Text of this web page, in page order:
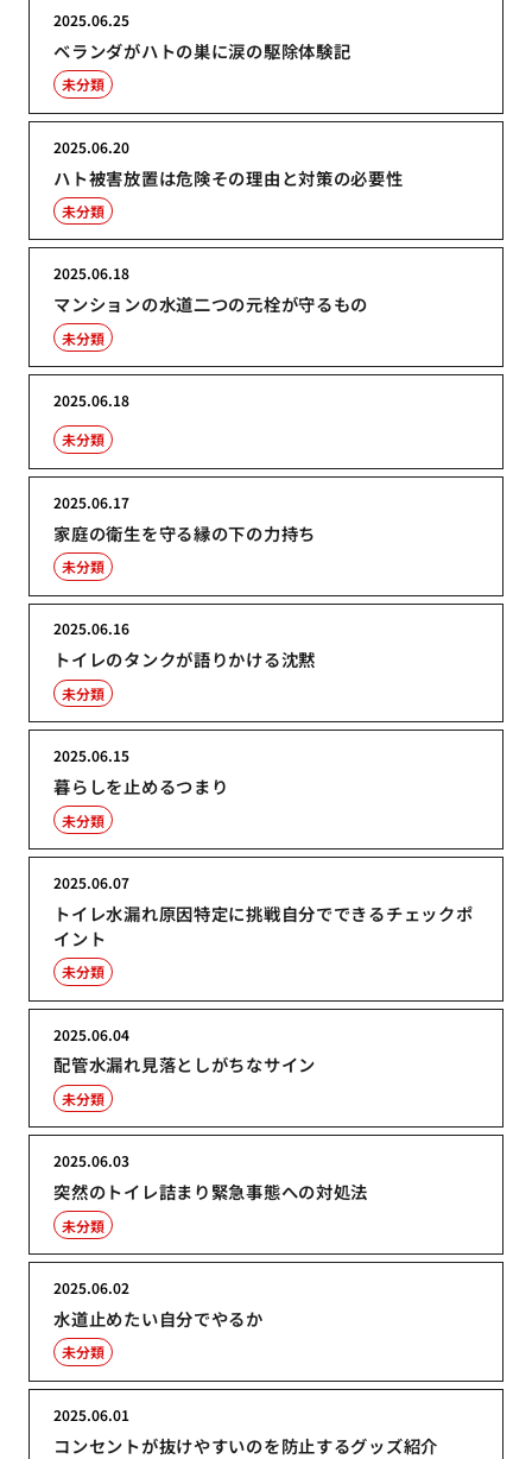
ベランダがハトの巣に涙の駆除体験記
2025.06.25
未分類
ハト被害放置は危険その理由と対策の必要性
2025.06.20
未分類
マンションの水道二つの元栓が守るもの
2025.06.18
未分類
2025.06.18
未分類
家庭の衛生を守る縁の下の力持ち
2025.06.17
未分類
トイレのタンクが語りかける沈黙
2025.06.16
未分類
暮らしを止めるつまり
2025.06.15
未分類
トイレ水漏れ原因特定に挑戦自分でできるチェックポ
イント
2025.06.07
未分類
配管水漏れ見落としがちなサイン
2025.06.04
未分類
突然のトイレ詰まり緊急事態への対処法
2025.06.03
未分類
水道止めたい自分でやるか
2025.06.02
未分類
コンセントが抜けやすいのを防止するグッズ紹介
2025.06.01